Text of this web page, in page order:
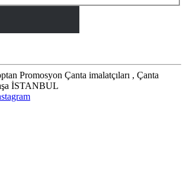
Promosyon Çanta imalatçıları , Çanta
İSTANBUL